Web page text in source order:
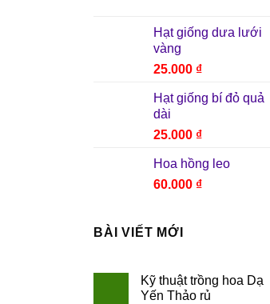
Hạt giống dưa lưới
vàng
25.000 ₫
Hạt giống bí đỏ quả
dài
25.000 ₫
Hoa hồng leo
60.000 ₫
BÀI VIẾT MỚI
Kỹ thuật trồng hoa Dạ
Yến Thảo rủ